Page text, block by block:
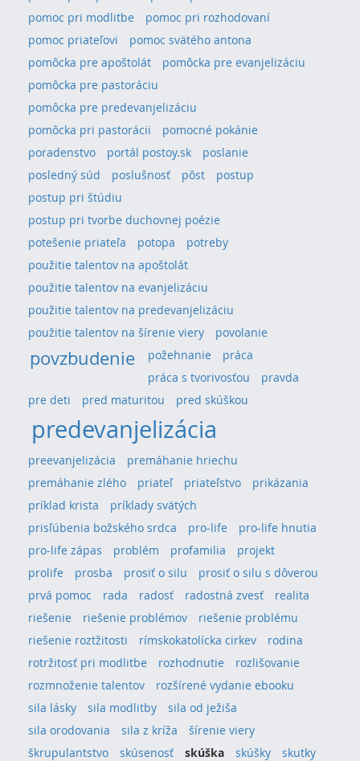
pomoc pri modlitbe
pomoc pri rozhodovaní
pomoc priateľovi
pomoc svätého antona
pomôcka pre apoštolát
pomôcka pre evanjelizáciu
pomôcka pre pastoráciu
pomôcka pre predevanjelizáciu
pomôcka pri pastorácii
pomocné pokánie
poradenstvo
portál postoy.sk
poslanie
posledný súd
poslušnosť pôst
postup
postup pri štúdiu
postup pri tvorbe duchovnej poézie
potešenie priateľa
potopa
potreby
použitie talentov na apoštolát
použitie talentov na evanjelizáciu
použitie talentov na predevanjelizáciu
použitie talentov na šírenie viery
povolanie
povzbudenie požehnanie
práca
práca s tvorivosťou
pravda
pre deti
pred maturitou pred skúškou
predevanjelizácia
preevanjelizácia
premáhanie hriechu
premáhanie zlého
priateľ priateľstvo
prikázania
príklad krista
príklady svätých
prisľúbenia božského srdca
pro-life
pro-life hnutia
pro-life zápas
problém profamilia
projekt
prolife
prosba prosiť o silu
prosiť o silu s dôverou
prvá pomoc
rada radosť radostná zvesť
realita
riešenie
riešenie problémov
riešenie problému
riešenie roztžitosti
rímskokatolícka cirkev
rodina
rotržitosť pri modlitbe
rozhodnutie
rozlišovanie
rozmnoženie talentov
rozšírené vydanie ebooku
sila lásky
sila modlitby
sila od ježiša
sila orodovania
sila z kríža
šírenie viery
škrupulantstvo
skúsenosť skúška skúšky
skutky